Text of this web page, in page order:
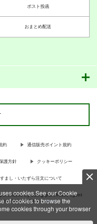
cookies.See our Cookie
of cookies to browse the
cookies through your browser
ポスト投函
おまとめ配送
約 通信販売ポイント規約
護方針 クッキーポリシー
まし・いたずら注文について
by using purchases agent
information …more